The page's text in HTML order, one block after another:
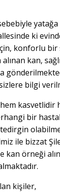
yatağa
ki
konforlu
kan,
sizlere bilgi
kasvetlidir
bir
ile bizzat
örneği
kişiler,